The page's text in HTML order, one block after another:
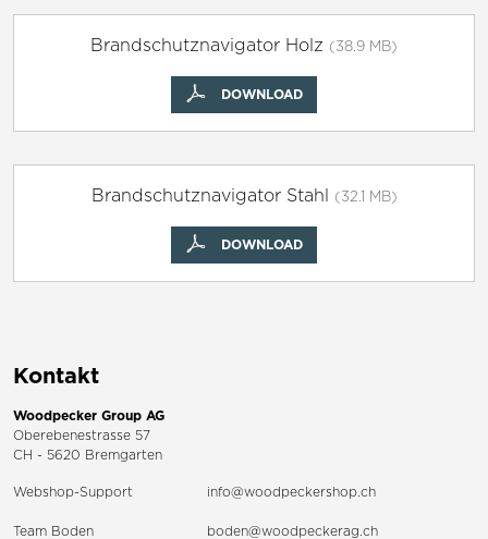
Brandschutznavigator Holz (38.9 MB)
DOWNLOAD
Brandschutznavigator Stahl (32.1 MB)
DOWNLOAD
Kontakt
Woodpecker Group AG
Oberebenestrasse 57
CH - 5620 Bremgarten
Webshop-Support info@woodpeckershop.ch
Team Boden
boden@woodpeckerag.ch